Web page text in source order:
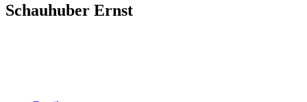
Schauhuber Ernst